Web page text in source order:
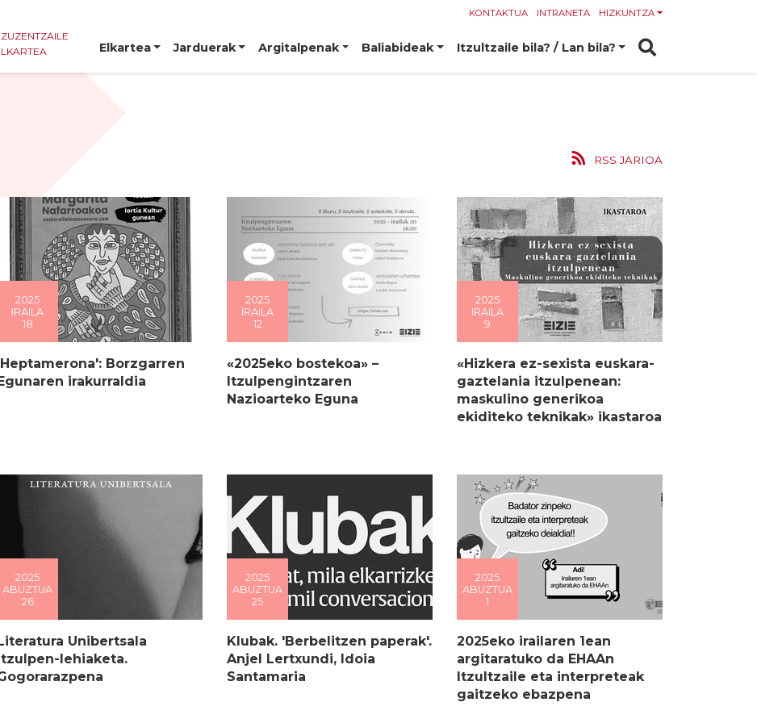
KONTAKTUA INTRANETA HIZKUNTZA
Elkartea Jarduerak Argitalpenak Baliabideak Itzultzaile bila? / Lan bila?
RSS JARIOA
2025
IRAILA
18
Borzgarren
irakurraldia
2025
IRAILA
12
«2025eko bostekoa» –
Itzulpengintzaren
Nazioarteko Eguna
2025
IRAILA
9
«Hizkera ez-sexista euskara-
gaztelania itzulpenean:
maskulino generikoa
ekiditeko teknikak» ikastaroa
2025
ABUZTUA
26
Unibertsala
lehiaketa.
2025
ABUZTUA
25
Klubak. 'Berbelitzen paperak'.
Anjel Lertxundi, Idoia
Santamaria
2025
ABUZTUA
1
2025eko irailaren 1ean
argitaratuko da EHAAn
Itzultzaile eta interpreteak
gaitzeko ebazpena